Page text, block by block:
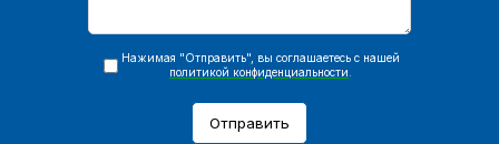
Нажимая "Отправить", вы соглашаетесь с нашей
политикой конфиденциальности
Отправить